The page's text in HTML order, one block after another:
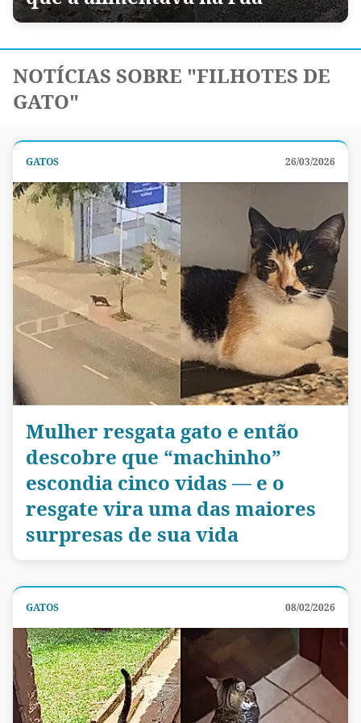
NOTÍCIAS SOBRE "FILHOTES DE
GATO"
GATOS 26/03/2026
Mulher resgata gato e então
descobre que “machinho”
escondia cinco vidas — e o
resgate vira uma das maiores
surpresas de sua vida
GATOS 08/02/2026